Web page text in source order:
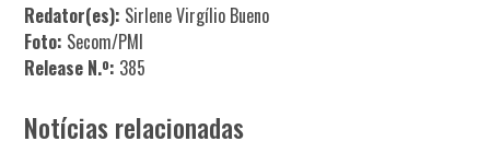
Redator(es): Sirlene Virgílio Bueno
Foto: Secom/PMI
Release N.º: 385
Notícias relacionadas